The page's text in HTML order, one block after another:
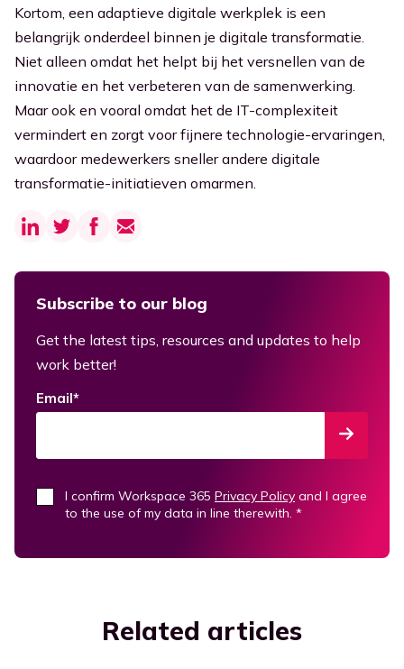
Kortom, een adaptieve digitale werkplek is een
belangrijk onderdeel binnen je digitale transformatie.
Niet alleen omdat het helpt bij het versnellen van de
innovatie en het verbeteren van de samenwerking.
Maar ook en vooral omdat het de IT-complexiteit
vermindert en zorgt voor fijnere technologie-ervaringen,
waardoor medewerkers sneller andere digitale
transformatie-initiatieven omarmen.
Subscribe to our blog
Get the latest tips, resources and updates to help
work better!
Email*
I confirm Workspace 365 Privacy Policy and I agree
to the use of my data in line therewith. *
Related articles